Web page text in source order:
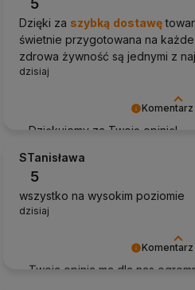
Dziękujemy za Twoją opinię!
5
Dzięki za szybką dostawę
świetnie przygotowana na
zdrowa żywność są jednymi z
dzisiaj
Twoja opinia ma dla nas
STanisława
5
wszystko na wysokim poziomie
dzisiaj